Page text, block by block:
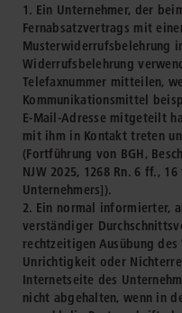
1. Ein Unternehmer, der
Fernabsatzvertrags mit
Musterwiderrufsbelehrung
Widerrufsbelehrung
Telefaxnummer mitteilen,
Kommunikationsmittel
E-Mail-Adresse mitgeteilt
mit ihm in Kontakt treten
(Fortführung von BGH,
NJW 2025, 1268 Rn. 6 ff.,
Unternehmers]).
2. Ein normal informierter,
verständiger
rechtzeitigen Ausübung
Unrichtigkeit oder
Internetseite des
nicht abgehalten, wenn in